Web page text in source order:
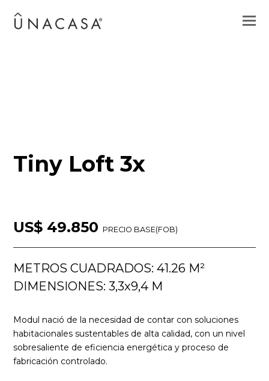
Tiny Loft 3x
US$ 49.850 PRECIO BASE(FOB)
METROS CUADRADOS: 41.26 M²
DIMENSIONES: 3,3x9,4 M
Modul nació de la necesidad de contar con soluciones
habitacionales sustentables de alta calidad, con un nivel
sobresaliente de eficiencia energética y proceso de
fabricación controlado.